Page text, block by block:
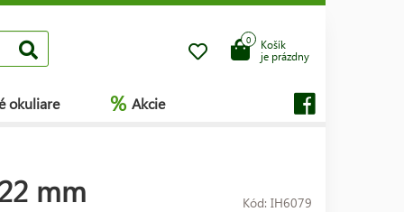
Košík
je prázdny
0
okuliare % Akcie
mm Kód: IH6079